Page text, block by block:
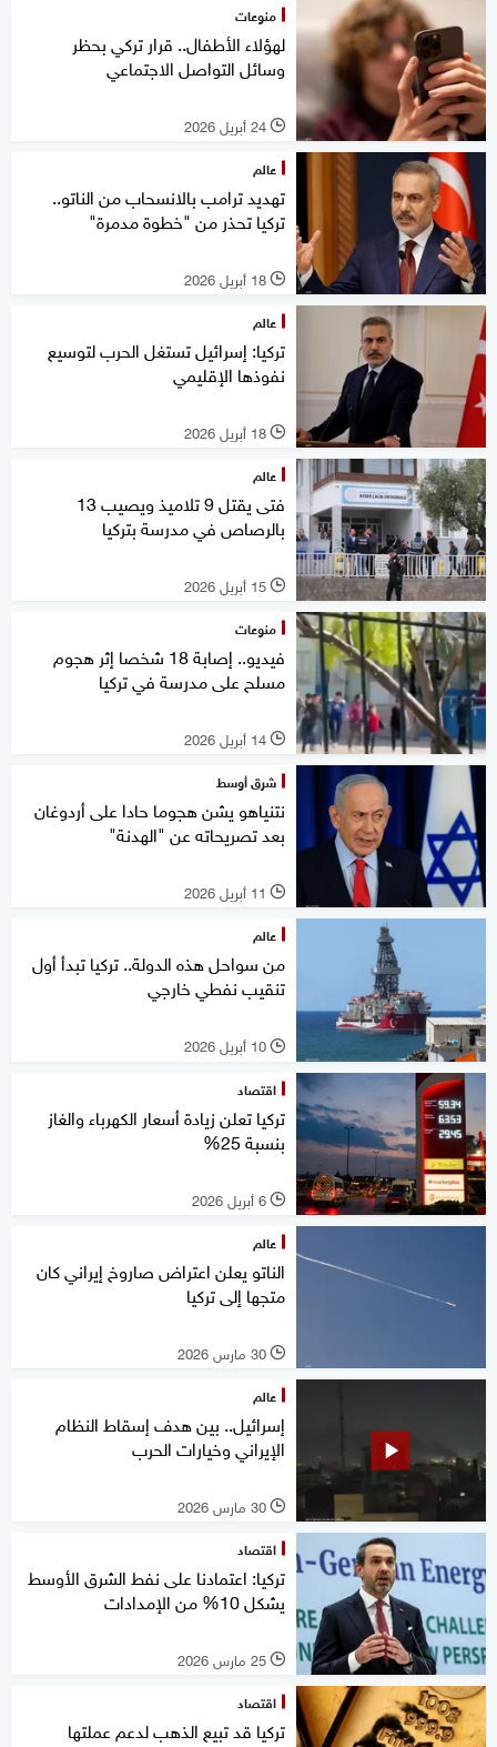
منوعات
لهؤلاء الأطفال.. قرار تركي بحظر
وسائل التواصل الاجتماعي
l 24 أبريل 2026
عالم
تهديد ترامب بالانسحاب من الناتو..
تركيا تحذر من "خطوة مدمرة"
l 18 أبريل 2026
عالم
تركيا: إسرائيل تستغل الحرب لتوسيع
نفوذها الإقليمي
l 18 أبريل 2026
عالم
فتى يقتل 9 تلاميذ ويصيب 13
بالرصاص في مدرسة بتركيا
l 15 أبريل 2026
منوعات
فيديو.. إصابة 18 شخصا إثر هجوم
مسلح على مدرسة في تركيا
l 14 أبريل 2026
شرق أوسط
نتنياهو يشن هجوما حادا على أردوغان
بعد تصريحاته عن "الهدنة"
l 11 أبريل 2026
عالم
من سواحل هذه الدولة.. تركيا تبدأ أول
تنقيب نفطي خارجي
l 10 أبريل 2026
اقتصاد
تركيا تعلن زيادة أسعار الكهرباء والغاز
بنسبة 25%
l 6 أبريل 2026
عالم
الناتو يعلن اعتراض صاروخ إيراني كان
متجها إلى تركيا
l 30 مارس 2026
عالم
إسرائيل.. بين هدف إسقاط النظام
الإيراني وخيارات الحرب
l 30 مارس 2026
اقتصاد
تركيا: اعتمادنا على نفط الشرق الأوسط
يشكل 10% من الإمدادات
l 25 مارس 2026
اقتصاد
تركيا قد تبيع الذهب لدعم عملتها